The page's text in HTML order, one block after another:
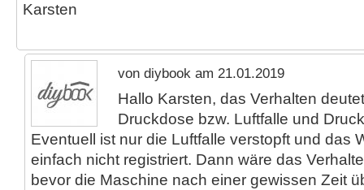
Karsten
von diybook am 21.01.2019
Hallo Karsten, das Verhalten
Druckdose bzw. Luftfalle und
Eventuell ist nur die Luftfalle verstopft und das
einfach nicht registriert. Dann wäre das
bevor die Maschine nach einer gewissen Zeit